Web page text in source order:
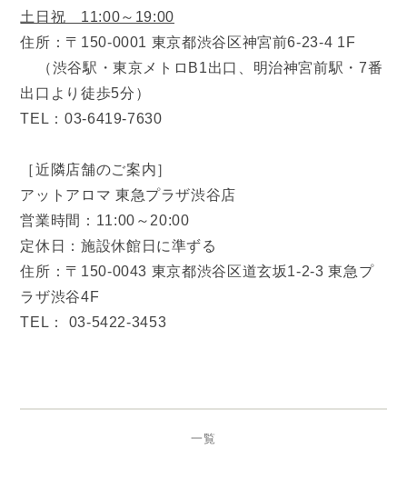
土日祝 11:00～19:00
住所：〒150-0001 東京都渋谷区神宮前6-23-4 1F
（渋谷駅・東京メトロB1出口、明治神宮前駅・7番
出口より徒歩5分）
TEL：03-6419-7630
［近隣店舗のご案内］
アットアロマ 東急プラザ渋谷店
営業時間：11:00～20:00
定休日：施設休館日に準ずる
住所：〒150-0043 東京都渋谷区道玄坂1-2-3 東急プ
ラザ渋谷4F
TEL： 03-5422-3453
一覧